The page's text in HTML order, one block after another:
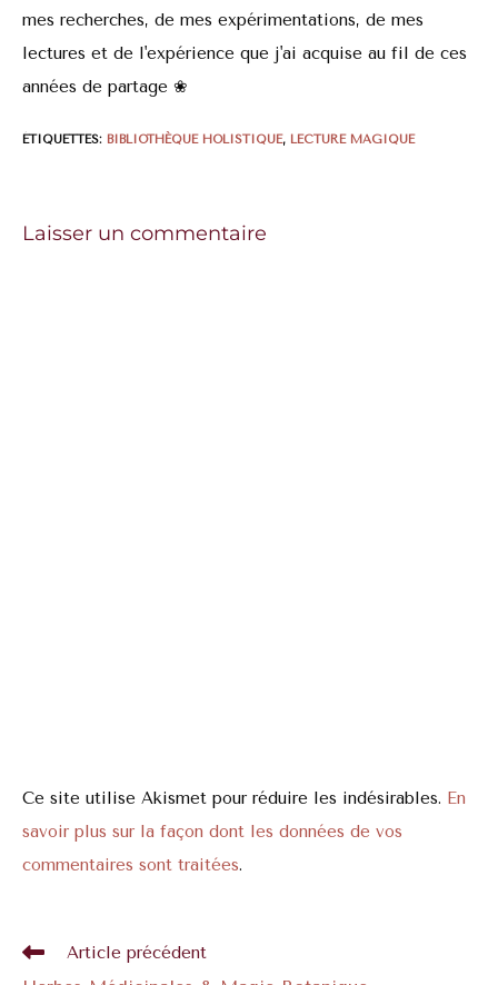
mes recherches, de mes expérimentations, de mes
lectures et de l'expérience que j'ai acquise au fil de ces
années de partage ❀
ÉTIQUETTES: BIBLIOTHÈQUE HOLISTIQUE, LECTURE MAGIQUE
Laisser un commentaire
Ce site utilise Akismet pour réduire les indésirables. En
savoir plus sur la façon dont les données de vos
commentaires sont traitées.
Article précédent